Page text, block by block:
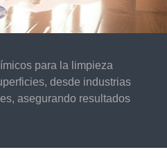
para la limpieza
desde industrias
asegurando resultados